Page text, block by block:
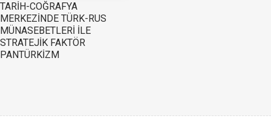
TARİH-COĞRAFYA
MERKEZİNDE TÜRK-RUS
MÜNASEBETLERİ İLE
STRATEJİK FAKTÖR
PANTÜRKİZM